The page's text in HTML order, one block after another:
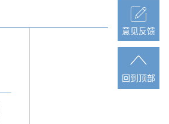
意见反馈
回到顶部
意见反馈
回到顶部